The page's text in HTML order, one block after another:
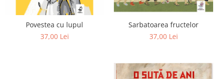
Povestea cu lupul
37,00 Lei
Sarbatoarea fructelor
37,00 Lei